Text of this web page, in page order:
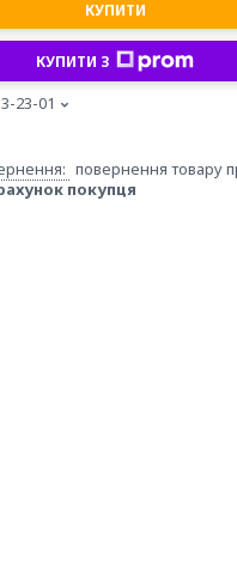
КУПИТИ
КУПИТИ З
23-01
повернення товару
покупця